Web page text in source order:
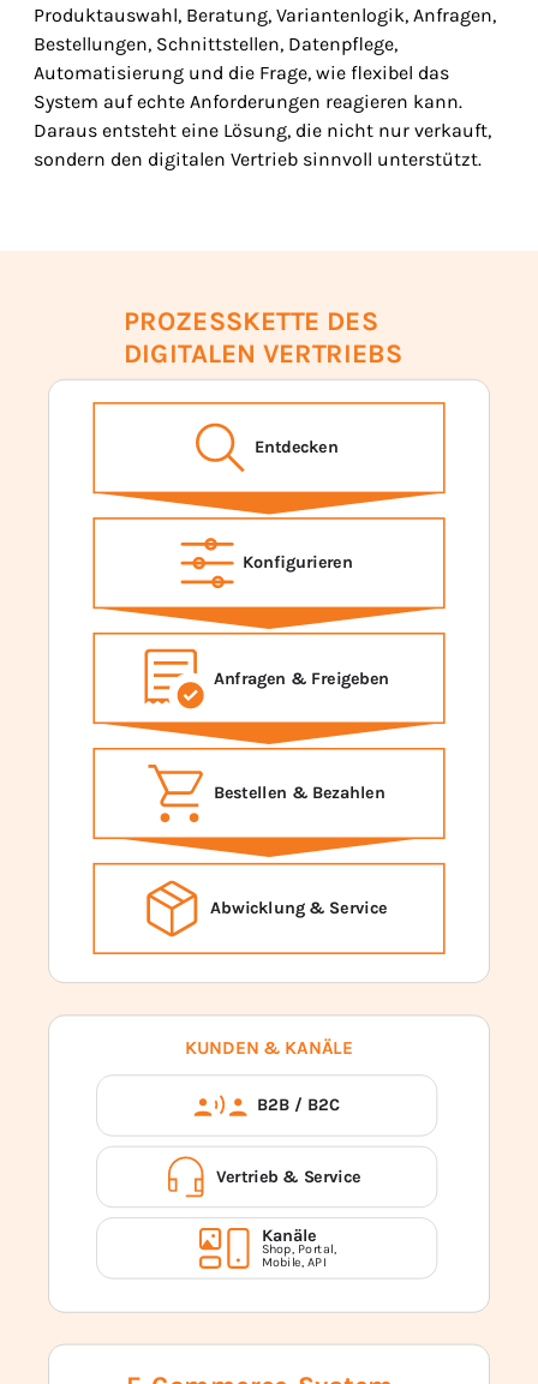
Produktauswahl, Beratung, Variantenlogik, Anfragen,
Bestellungen, Schnittstellen, Datenpflege,
Automatisierung und die Frage, wie flexibel das
System auf echte Anforderungen reagieren kann.
Daraus entsteht eine Lösung, die nicht nur verkauft,
sondern den digitalen Vertrieb sinnvoll unterstützt.